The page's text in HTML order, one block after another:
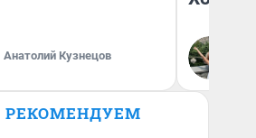
Анатолий Кузнецов
РЕКОМЕНДУЕМ